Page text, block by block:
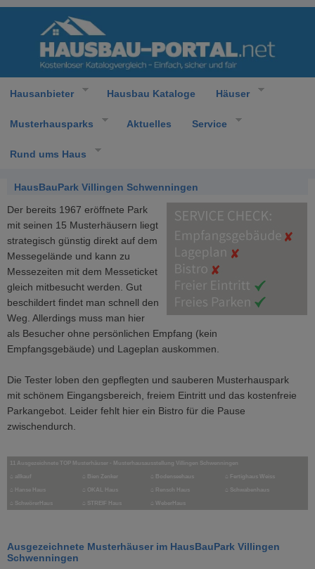
Hausanbieter Hausbau Kataloge Häuser
Musterhausparks Aktuelles Service
Rund ums Haus
HausBauPark Villingen Schwenningen
Der bereits 1967 eröffnete Park
mit seinen 15 Musterhäusern liegt
strategisch günstig direkt auf dem
Messegelände und kann zu
Messezeiten mit dem Messeticket
gleich mitbesucht werden. Gut
beschildert findet man schnell den
Weg. Allerdings muss man hier
als Besucher ohne persönlichen Empfang (kein
Empfangsgebäude) und Lageplan auskommen.
Die Tester loben den gepflegten und sauberen Musterhauspark
mit schönem Eingangsbereich, freiem Eintritt und das kostenfreie
Parkangebot. Leider fehlt hier ein Bistro für die Pause
zwischendurch.
11 Ausgezeichnete TOP Musterhäuser - Musterhausausstellung Villingen Schwenningen
⌂ allkauf ⌂ Bien Zenker ⌂ Bodenseehaus ⌂ Fertighaus Weiss
⌂ Hanse Haus ⌂ OKAL Haus ⌂ Rensch Haus ⌂ Schwabenhaus
⌂ SchwörerHaus ⌂ STREIF Haus ⌂ WeberHaus
Ausgezeichnete Musterhäuser im HausBauPark Villingen
Schwenningen